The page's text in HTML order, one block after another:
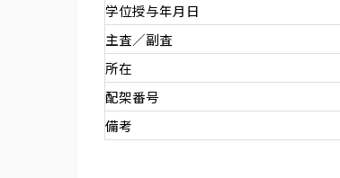
学位授与年月日
主査／副査
所在
配架番号
備考